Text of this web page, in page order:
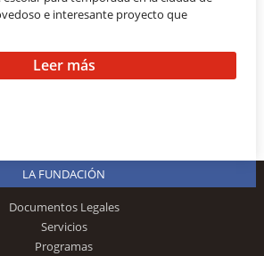
e interesante proyecto que
Leer más
LA FUNDACIÓN
Documentos Legales
Servicios
Programas